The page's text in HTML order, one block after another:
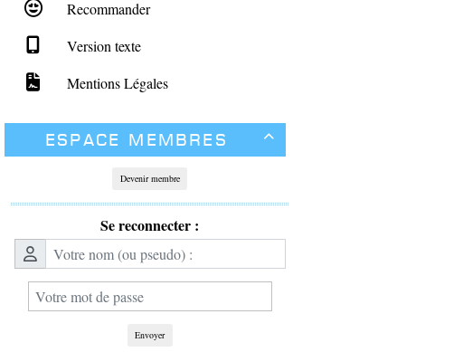
Recommander
Version texte
Mentions Légales

Espace membres
Devenir membre
Se reconnecter :
Envoyer